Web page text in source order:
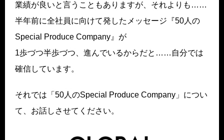
業績が良いと言うこともありますが、それよりも……
半年前に全社員に向けて発したメッセージ『50人の
Special Produce Company』が
1歩づつ半歩づつ、進んでいるからだと……自分では
確信しています。
それでは「50人のSpecial Produce Company」につい
て、お話しさせてください。